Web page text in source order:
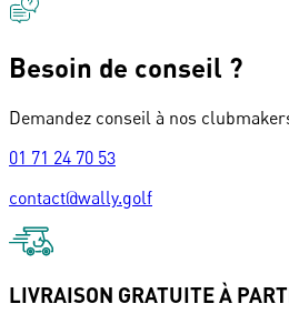
Besoin de conseil ?
Demandez conseil à nos
01 71 24 70 53
contact@wally.golf
LIVRAISON GRATUITE À